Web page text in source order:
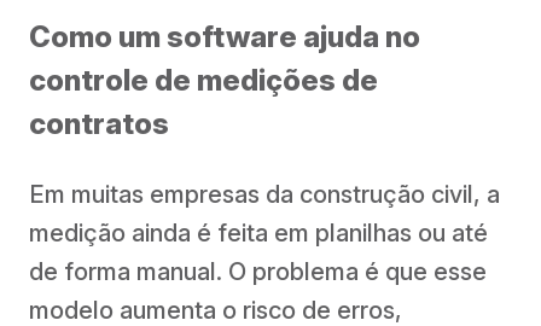
Como um software ajuda no
controle de medições de
contratos
Em muitas empresas da construção civil, a
medição ainda é feita em planilhas ou até
de forma manual. O problema é que esse
modelo aumenta o risco de erros,